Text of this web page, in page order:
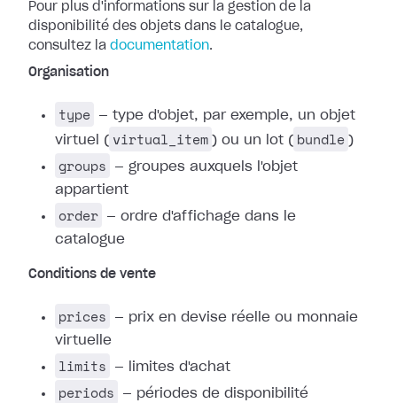
Pour plus d'informations sur la gestion de la
disponibilité des objets dans le catalogue,
consultez la documentation.
Organisation
type
— type d'objet, par exemple, un objet
virtuel ( virtual_item ) ou un lot ( bundle )
groups
— groupes auxquels l'objet
appartient
order
— ordre d'affichage dans le
catalogue
Conditions de vente
prices
— prix en devise réelle ou monnaie
virtuelle
limits — limites d'achat
periods — périodes de disponibilité